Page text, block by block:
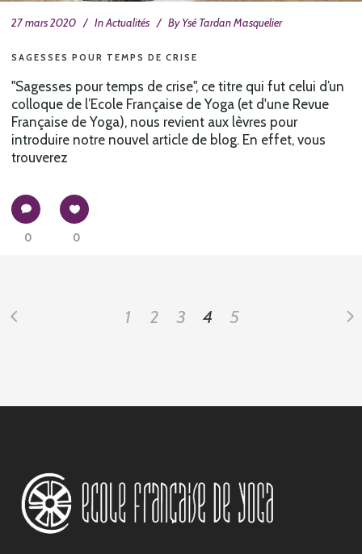
27 mars 2020 InActualités By Ysé Tardan Masquelier
SAGESSES POUR TEMPS DE CRISE
"Sagesses pour temps de crise", ce titre qui fut celui d’un
colloque de l’Ecole Française de Yoga (et d'une Revue
Française de Yoga), nous revient aux lèvres pour
introduire notre nouvel article de blog. En effet, vous
trouverez
0 0
1 2 3 4 5